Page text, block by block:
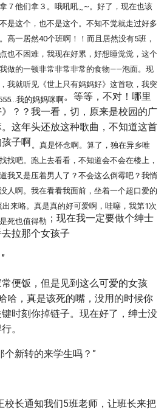
７他们拿３。哦吼吼~~。好了，现在也该
是这个，也不是这个。不知不觉就走过好多
高一居然40个班啊！！而且居然没有5班，
也不困难，我现在好累，好想睡觉觉，这个
做的一顿非常非常非常的食物——泡面。现
我就听见《世上只有妈妈好》这首歌，我突
我的妈妈咪啊。等等，不对！哪里
？？我一看，切，原来是校园的广
这年头还放这种歌曲，不知道这首
子啊。真是怀念啊。算了，独在异乡唯
找吧。跑上去看看，不知道会不会在楼上，
我又是压着男人了？不会这么倒霉吧？我悄
人啊。我在看看我面前，坐着一个超口爱的
来咯。真是真的好可爱啊，哇噻，我第1次
死也值得勒 ；现在我一定要做个绅士
拉那个女孩子
便饭，但是见到这么可爱的女孩
哈，真是该死的嘴，没用的时候你
时刻你掉链子。现在好了，绅士没
。
个新转的来学生吗？”
校长通知我们5班老师，让班长来把